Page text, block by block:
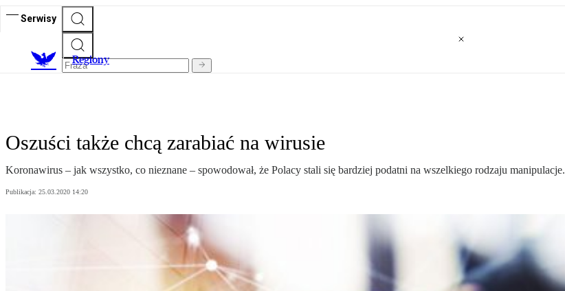
Serwisy
Regiony
Oszuści także chcą zarabiać na wirusie
Koronawirus – jak wszystko, co nieznane – spowodował, że Polacy stali się bardziej podatni na wszelkiego rodzaju manipulacje.
Publikacja: 25.03.2020 14:20